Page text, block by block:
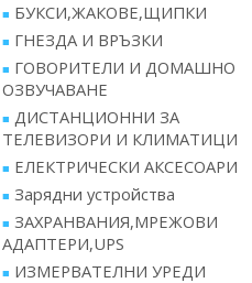
БУКСИ,ЖАКОВЕ,ЩИПКИ
ГНЕЗДА И ВРЪЗКИ
ГОВОРИТЕЛИ И ДОМАШНО
ОЗВУЧАВАНЕ
ДИСТАНЦИОННИ ЗА
ТЕЛЕВИЗОРИ И КЛИМАТИЦИ
ЕЛЕКТРИЧЕСКИ АКСЕСОАРИ
Зарядни устройства
ЗАХРАНВАНИЯ,МРЕЖОВИ
АДАПТЕРИ,UPS
ИЗМЕРВАТЕЛНИ УРЕДИ